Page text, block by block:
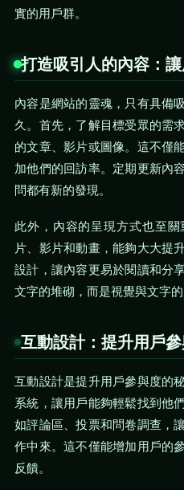
實的用戶群。
打造吸引人的內容：
內容是網站的靈魂，只有具備
久。首先，了解目標受眾的需
的文章、影片或圖像。這不僅
加他們的回訪率。定期更新內
問都有新的發現。
此外，內容的呈現方式也至
片、影片和動畫，能夠大大提
設計，讓內容更易於閱讀和分
文字的堆砌，而是視覺與文字的
互動設計：提升用戶
互動設計是提升用戶參與度的
系統，讓用戶能夠輕鬆找到他
如評論區、投票和問卷調查，
作中來。這不僅能增加用戶的
反饋。